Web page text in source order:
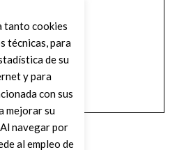
tanto cookies
técnicas, para
de su
y para
con sus
mejorar su
navegar por
al empleo de